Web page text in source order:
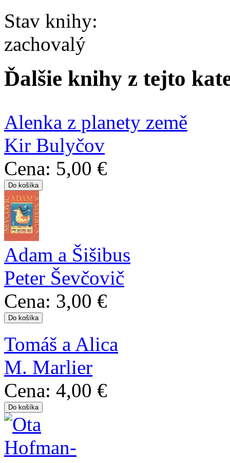
Stav knihy:
zachovalý
Ďalšie knihy z tejto
Alenka z planety země
Kir Bulyčov
Cena: 5,00 €
Adam a Šišibus
Peter Ševčovič
Cena: 3,00 €
Tomáš a Alica
M. Marlier
Cena: 4,00 €